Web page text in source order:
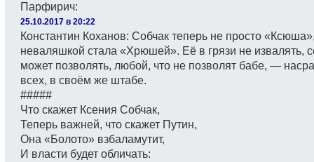
Парфирич:
25.10.2017 в 20:22
Константин Коханов: Собчак теперь не просто
неваляшкой стала «Хрюшей». Её в грязи не извалять,
может позволять, любой, что не позволят бабе, —
всех, в своём же штабе.
#####
Что скажет Ксения Собчак,
Теперь важней, что скажет Путин,
Она «Болото» взбаламутит,
И власти будет обличать: